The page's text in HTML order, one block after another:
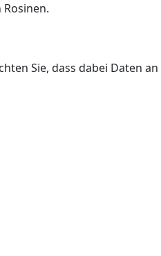
Sie, dass dabei Daten an